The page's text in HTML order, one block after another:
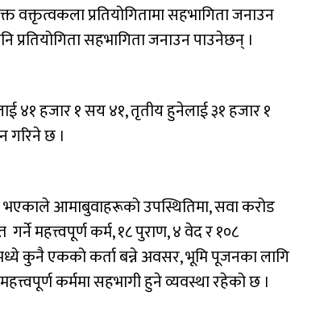
वक्तृत्वकला प्रतियोगितामा सहभागिता जनाउन
प्रतियोगिता सहभागिता जनाउन पाउनेछन् ।
४१ हजार १ सय ४१, तृतीय हुनेलाई ३१ हजार १
गरिने छ ।
भएकाले आमाबुवाहरूको उपस्थितिमा, सवा करोड
गर्ने महत्त्वपूर्ण कर्म, १८ पुराण, ४ वेद र १०८
कुनै एकको कर्ता बन्ने अवसर, भूमि पूजनका लागि
कर्ममा सहभागी हुने व्यवस्था रहेको छ ।